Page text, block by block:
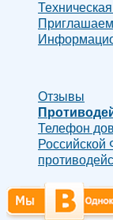
Отзывы
Телефон